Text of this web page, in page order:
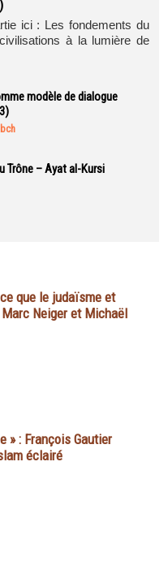
ici : Les fondements du
à la lumière de
modèle de dialogue
Trône – Ayat al-Kursi
que le judaïsme et
Neiger et Michaël
» : François Gautier
éclairé